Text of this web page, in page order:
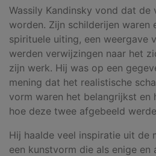
Wassily Kandinsky vond dat
worden. Zijn schilderijen waren
spirituele uiting, een weergave
werden verwijzingen naar het
zijn werk. Hij was op een
mening dat het realistische
vorm waren het belangrijkst en
hoe deze twee afgebeeld
Hij haalde veel inspiratie uit de
een kunstvorm die als enige en